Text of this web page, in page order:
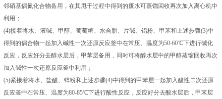
邻硝基偶氮化合物备用，在其甩干过程中得到的废水可蒸馏回收再次加入离心机中
利用；
(4)接着将水、液碱、甲醇、葡萄糖、水合肼、片碱、铝粉、甲苯和上述步骤(3)中
得到的偶合物一起加入碱性一次还原反应釜中在常压、温度为50-60℃下进行碱化
反应，反应好分去醇水层后，甲苯层备用，同时可将醇水层中的甲醇蒸馏回收再次
加入碱性一次还原反应釜中利用；
(5)紧接着将水、盐酸、锌粉和上述步骤(4)中得到的甲苯层一起加入酸性二次还原
反应釜中在常压、温度为80-85℃下进行酸性反应，反应好分去酸水层后，甲苯层